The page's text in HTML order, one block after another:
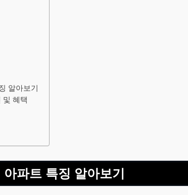
알아보기
및 혜택
파트 특징 알아보기